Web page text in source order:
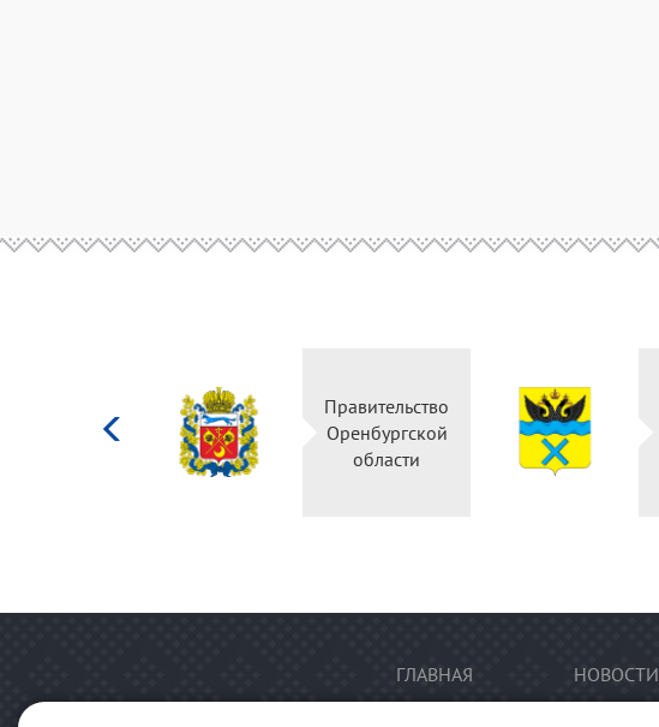
Правительство
Оренбургской
области
ГЛАВНАЯ НОВОСТИ